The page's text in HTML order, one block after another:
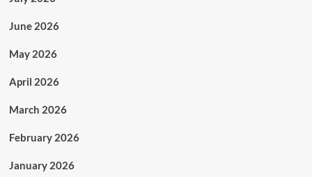
June 2026
May 2026
April 2026
March 2026
February 2026
January 2026